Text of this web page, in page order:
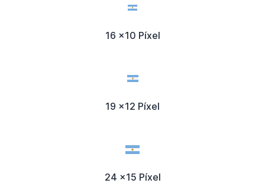
16 x10 Píxel
19 x12 Píxel
24 x15 Píxel